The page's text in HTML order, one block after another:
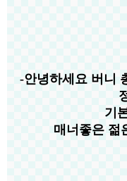
-안녕하세요 버니
기
매너좋은 젊